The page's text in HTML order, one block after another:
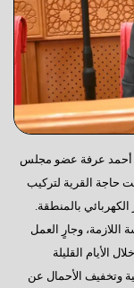
أحمد عرفة عضو مجلس
حاجة القرية لتركيب
بالمنطقة.
اللازمة، وجارٍ العمل
الأيام القليلة
وتخفيف الأحمال عن